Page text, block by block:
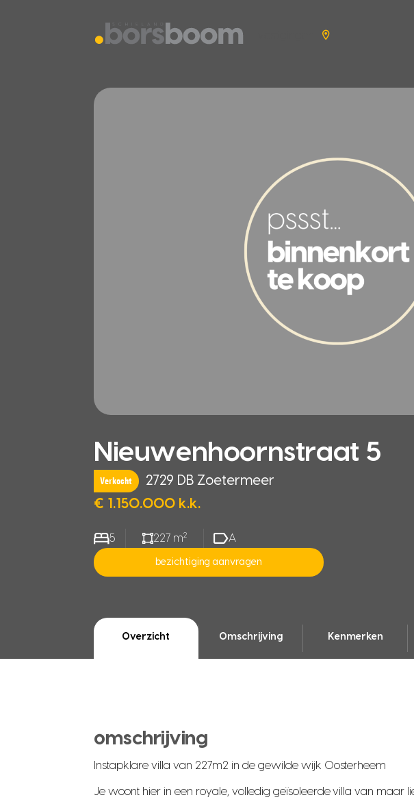
Nieuwenhoornstraat 5
Verkocht
2729 DB Zoetermeer
€ 1.150.000 k.k.
5 227 m2 A
bezichtiging aanvragen
Overzicht Omschrijving Kenmerken
omschrijving
Instapklare villa van 227m2 in de gewilde wijk Oosterheem
Je woont hier in een royale, volledig geïsoleerde villa van maar